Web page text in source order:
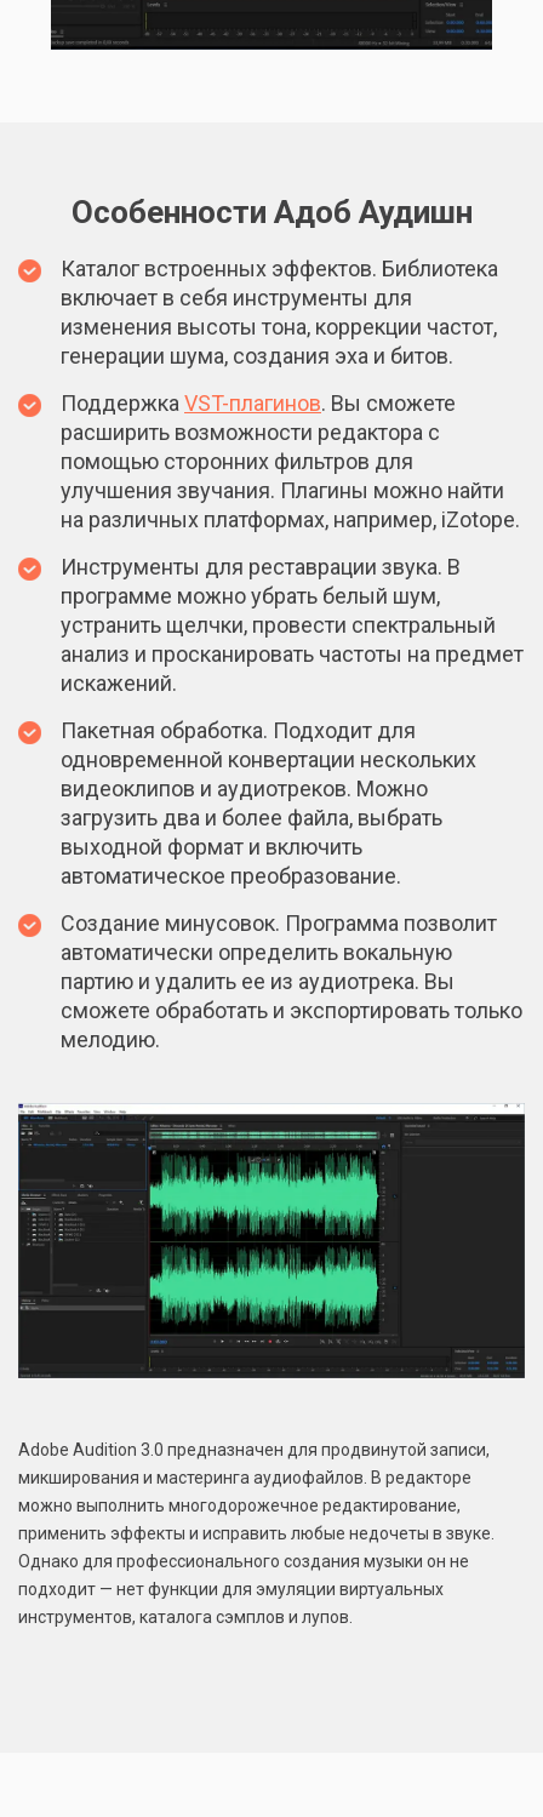
Особенности Адоб Аудишн
Каталог встроенных эффектов. Библиотека
включает в себя инструменты для
изменения высоты тона, коррекции частот,
генерации шума, создания эха и битов.
Поддержка VST-плагинов. Вы сможете
расширить возможности редактора с
помощью сторонних фильтров для
улучшения звучания. Плагины можно найти
на различных платформах, например, iZotope.
Инструменты для реставрации звука. В
программе можно убрать белый шум,
устранить щелчки, провести спектральный
анализ и просканировать частоты на предмет
искажений.
Пакетная обработка. Подходит для
одновременной конвертации нескольких
видеоклипов и аудиотреков. Можно
загрузить два и более файла, выбрать
выходной формат и включить
автоматическое преобразование.
Создание минусовок. Программа позволит
автоматически определить вокальную
партию и удалить ее из аудиотрека. Вы
сможете обработать и экспортировать только
мелодию.
Adobe Audition 3.0 предназначен для продвинутой записи,
микширования и мастеринга аудиофайлов. В редакторе
можно выполнить многодорожечное редактирование,
применить эффекты и исправить любые недочеты в звуке.
Однако для профессионального создания музыки он не
подходит — нет функции для эмуляции виртуальных
инструментов, каталога сэмплов и лупов.